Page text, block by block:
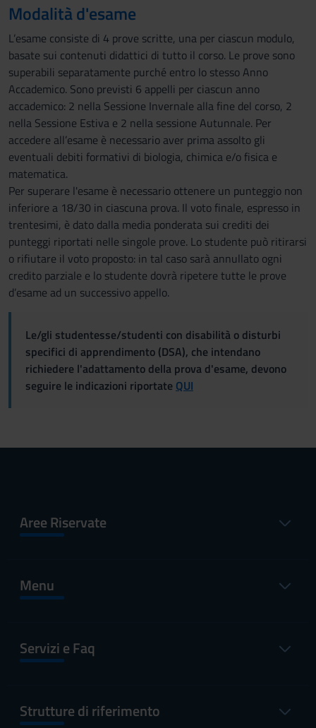
Modalità d'esame
L’esame consiste di 4 prove scritte, una per ciascun modulo,
basate sui contenuti didattici di tutto il corso. Le prove sono
superabili separatamente purché entro lo stesso Anno
Accademico. Sono previsti 6 appelli per ciascun anno
accademico: 2 nella Sessione Invernale alla fine del corso, 2
nella Sessione Estiva e 2 nella sessione Autunnale. Per
accedere all’esame è necessario aver prima assolto gli
eventuali debiti formativi di biologia, chimica e/o fisica e
matematica.
Per superare l'esame è necessario ottenere un punteggio non
inferiore a 18/30 in ciascuna prova. Il voto finale, espresso in
trentesimi, è dato dalla media ponderata sui crediti dei
punteggi riportati nelle singole prove. Lo studente può ritirarsi
o rifiutare il voto proposto: in tal caso sarà annullato ogni
credito parziale e lo studente dovrà ripetere tutte le prove
d’esame ad un successivo appello.
Le/gli studentesse/studenti con disabilità o disturbi
specifici di apprendimento (DSA), che intendano
richiedere l'adattamento della prova d'esame, devono
seguire le indicazioni riportate QUI
Aree Riservate
Menu
Servizi e Faq
Strutture di riferimento